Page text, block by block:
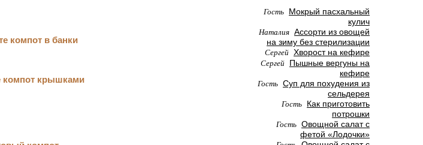
Гость Мокрый пасхальный
кулич
Наталия Ассорти из овощей
на зиму без стерилизации
Сергей Хворост на кефире
Сергей Пышные вергуны на
кефире
Гость Суп для похудения из
сельдерея
Гость Как приготовить
потрошки
Гость Овощной салат с
фетой «Лодочки»